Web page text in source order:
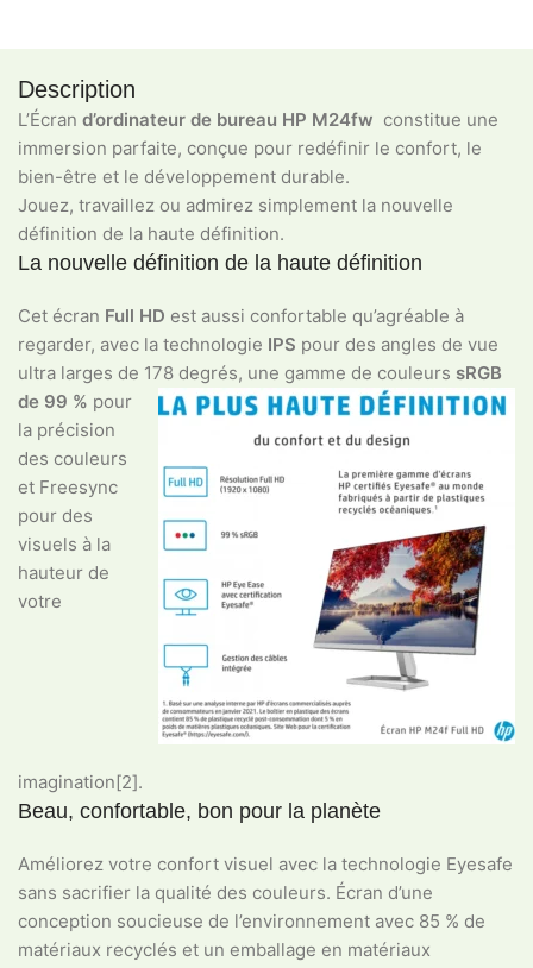
Description
L’Écran d’ordinateur de bureau HP M24fw constitue une
immersion parfaite, conçue pour redéfinir le confort, le
bien-être et le développement durable.
Jouez, travaillez ou admirez simplement la nouvelle
définition de la haute définition.
La nouvelle définition de la haute définition
Cet écran Full HD est aussi confortable qu’agréable à
regarder, avec la technologie IPS pour des angles de vue
ultra larges de 178 degrés, une gamme de couleurs sRGB
de 99 % pour
la précision
des couleurs
et Freesync
pour des
visuels à la
hauteur de
votre
imagination[2].
Beau, confortable, bon pour la planète
Améliorez votre confort visuel avec la technologie Eyesafe
sans sacrifier la qualité des couleurs. Écran d’une
conception soucieuse de l’environnement avec 85 % de
matériaux recyclés et un emballage en matériaux